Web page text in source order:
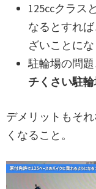
125ccクラス
なるとすれば
ざいことにな
駐輪場の問
チくさい駐
デメリットもそ
くなること。